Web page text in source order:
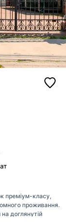
преміум-класу,
проживання.
доглянутій